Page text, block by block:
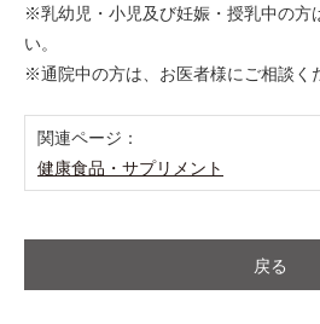
※乳幼児・小児及び妊娠・授乳中の方
い。
※通院中の方は、お医者様にご相談く
関連ページ：
健康食品・サプリメント
戻る